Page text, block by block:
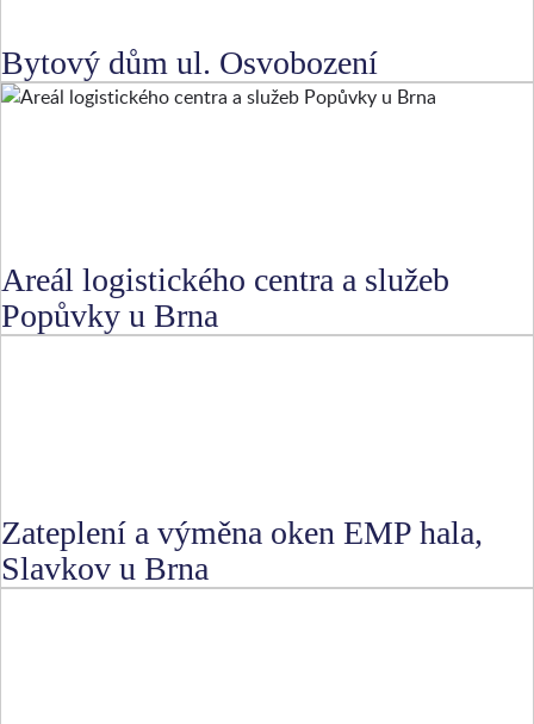
Bytový dům ul. Osvobození
Areál logistického centra a služeb
Popůvky u Brna
Zateplení a výměna oken EMP hala,
Slavkov u Brna